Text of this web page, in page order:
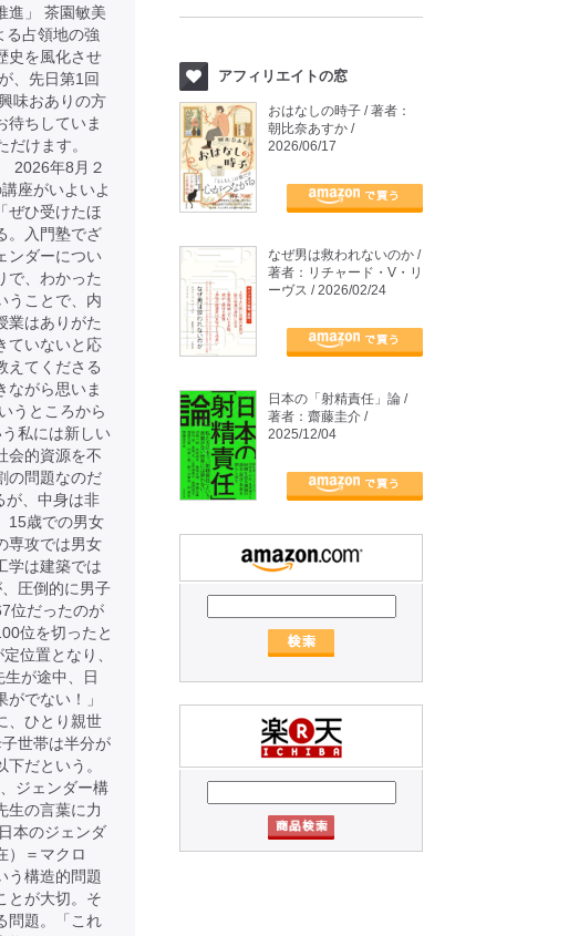
進」 茶園敏美
占領地の強
史を風化させ
、先日第1回
味おありの方
待ちしていま
けます。
2026年8月２
座がいよいよ
ぜひ受けたほ
。入門塾でざ
ンダーについ
で、わかった
うことで、内
業はありがた
ていないと応
えてくださる
ながら思いま
うところから
私には新しい
会的資源を不
の問題なのだ
が、中身は非
15歳での男女
専攻では男女
学は建築では
圧倒的に男子
位だったのが
位を切ったと
位置となり、
が途中、日
でない！」
、ひとり親世
世帯は半分が
だという。
ジェンダー構
生の言葉に力
本のジェンダ
）＝マクロ
う構造的問題
とが大切。そ
問題。「これ
アフィリエイトの窓
おはなしの時子 / 著者：
朝比奈あすか /
2026/06/17
なぜ男は救われないのか /
著者：リチャード・V・リ
ーヴス / 2026/02/24
日本の「射精責任」論 /
著者：齋藤圭介 /
2025/12/04